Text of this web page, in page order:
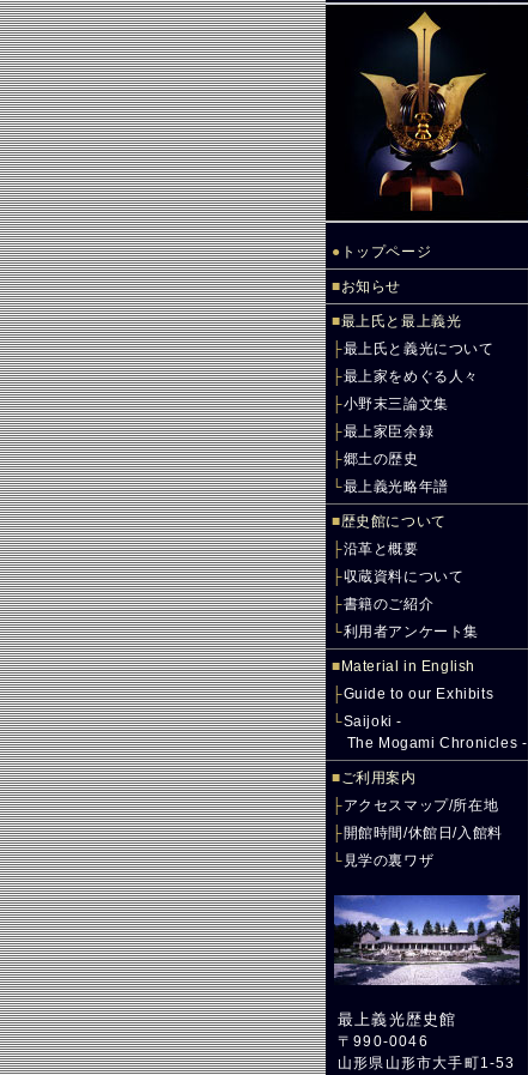
● トップページ
■お知らせ
■最上氏と最上義光
├最上氏と義光について
├最上家をめぐる人々
├小野末三論文集
├最上家臣余録
├郷土の歴史
└最上義光略年譜
■歴史館について
├沿革と概要
├収蔵資料について
├書籍のご紹介
└利用者アンケート集
■ Material in English
├Guide to our Exhibits
└Saijoki -
The Mogami Chronicles -
■ご利用案内
├アクセスマップ/所在地
├開館時間/休館日/入館料
└ 見学の裏ワザ
最上義光歴史館
〒990-0046
山形県山形市大手町1-53